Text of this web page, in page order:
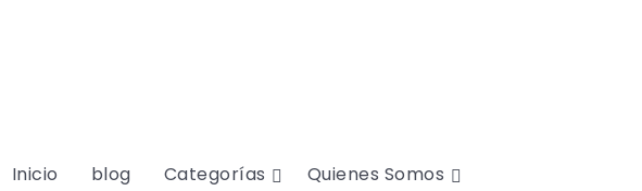
Inicio blog Categorías Quienes Somos